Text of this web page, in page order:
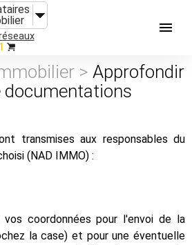
1
> Approfondir
documentations
transmises aux responsables du
(NAD IMMO) :
vos coordonnées pour l'envoi de la
la case) et pour une éventuelle